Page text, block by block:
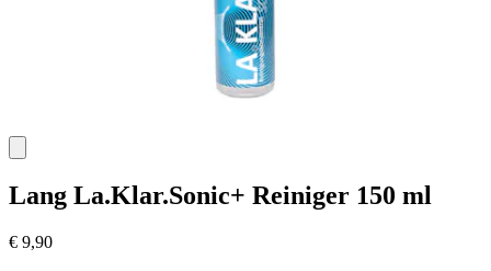
Lang La.Klar.Sonic+ Reiniger 150 ml
€ 9,90